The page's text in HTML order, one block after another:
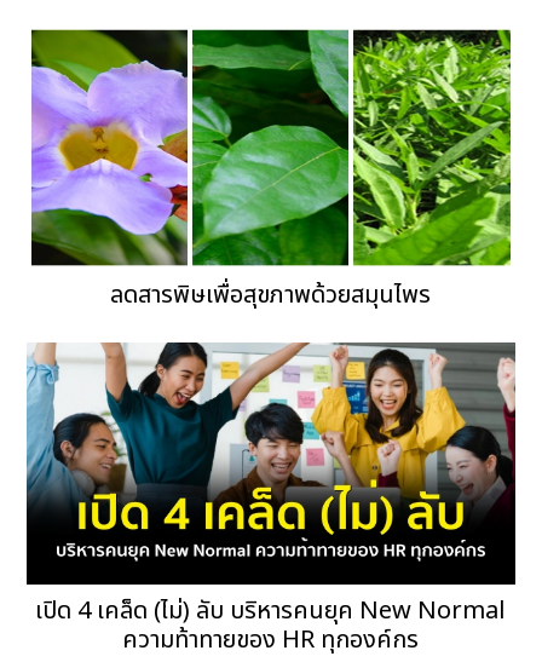
ลดสารพิษเพื่อสุขภาพด้วยสมุนไพร
เปิด 4 เคล็ด (ไม่) ลับ บริหารคนยุค New Normal
ความท้าทายของ HR ทุกองค์กร